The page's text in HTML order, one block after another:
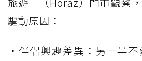
驅動原因：
・伴侶興趣差異：另一半